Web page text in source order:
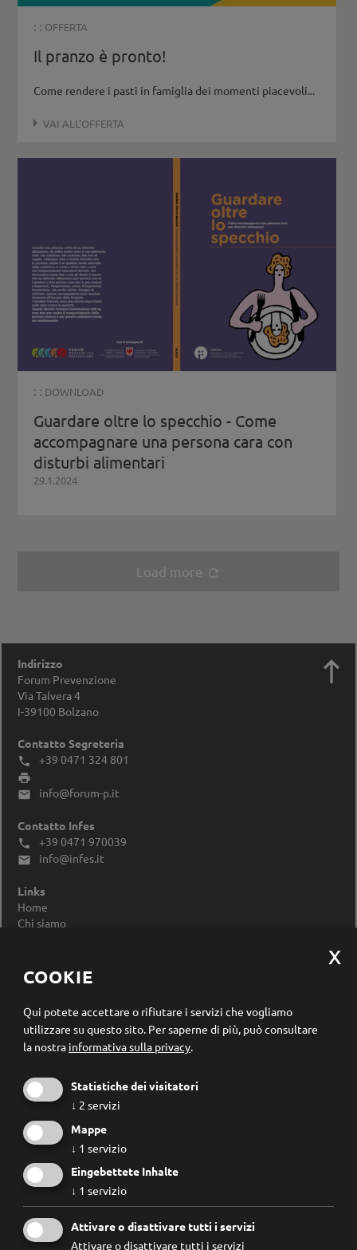
: : OFFERTA
Il pranzo è pronto!
Come rendere i pasti in famiglia dei momenti piacevoli...
VAI ALL'OFFERTA
: : DOWNLOAD
Guardare oltre lo specchio - Come
accompagnare una persona cara con
disturbi alimentari
29.1.2024
Load more refresh
Indirizzo
Forum Prevenzione
Via Talvera 4
I-39100 Bolzano
Contatto Segreteria
 +39 0471 324 801


info@forum-p.it
Contatto Infes
 +39 0471 970039
 info@infes.it
Links
Home
Chi siamo
Modificare le impostazioni dei cookie

Registrazione newsletter
COOKIE
Qui potete accettare o rifiutare i servizi che vogliamo
utilizzare su questo sito. Per saperne di più, può consultare
la nostra informativa sulla privacy.
Statistiche dei visitatori
↓ 2 servizi
Mappe
↓ 1 servizio
Eingebettete Inhalte
↓ 1 servizio
Attivare o disattivare tutti i servizi
Attivare o disattivare tutti i servizi